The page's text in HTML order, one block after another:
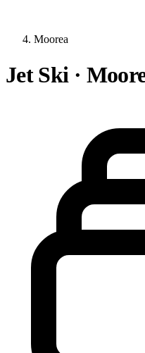
Moorea
Jet Ski ·